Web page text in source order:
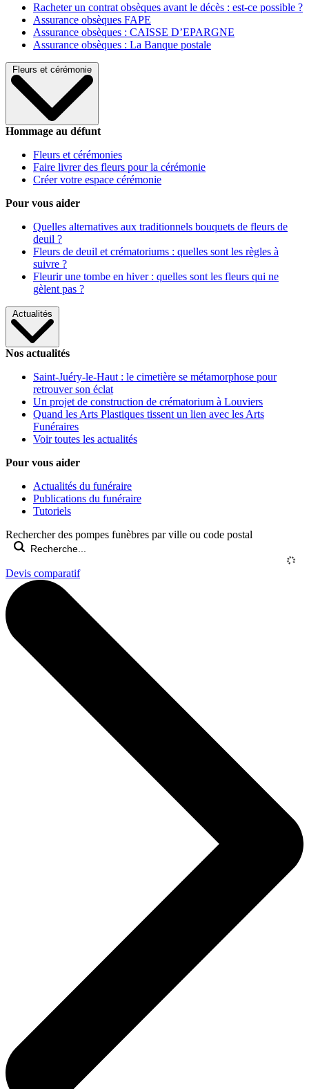
Racheter un contrat obsèques avant le décès : est-ce possible ?
Assurance obsèques FAPE
Assurance obsèques : CAISSE D’EPARGNE
Assurance obsèques : La Banque postale
Fleurs et cérémonie
Hommage au défunt
Fleurs et cérémonies
Faire livrer des fleurs pour la cérémonie
Créer votre espace cérémonie
Pour vous aider
Quelles alternatives aux traditionnels bouquets de fleurs de
deuil ?
Fleurs de deuil et crématoriums : quelles sont les règles à
suivre ?
Fleurir une tombe en hiver : quelles sont les fleurs qui ne
gèlent pas ?
Actualités
Nos actualités
Saint-Juéry-le-Haut : le cimetière se métamorphose pour
retrouver son éclat
Un projet de construction de crématorium à Louviers
Quand les Arts Plastiques tissent un lien avec les Arts
Funéraires
Voir toutes les actualités
Pour vous aider
Actualités du funéraire
Publications du funéraire
Tutoriels
Rechercher des pompes funèbres par ville ou code postal
Devis comparatif